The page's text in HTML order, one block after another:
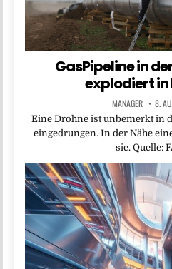
GasPipeline in
explodiert in
MANAGER 8.
Eine Drohne ist unbemerkt in
eingedrungen. In der Nähe
sie. Quelle: